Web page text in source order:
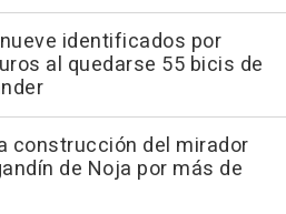
identificados por
al quedarse 55 bicis de
construcción del mirador
de Noja por más de